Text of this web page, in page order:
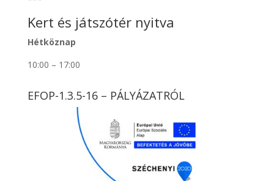
Kert és játszótér nyitva
Hétköznap
10:00 – 17:00
EFOP-1.3.5-16 – PÁLYÁZATRÓL